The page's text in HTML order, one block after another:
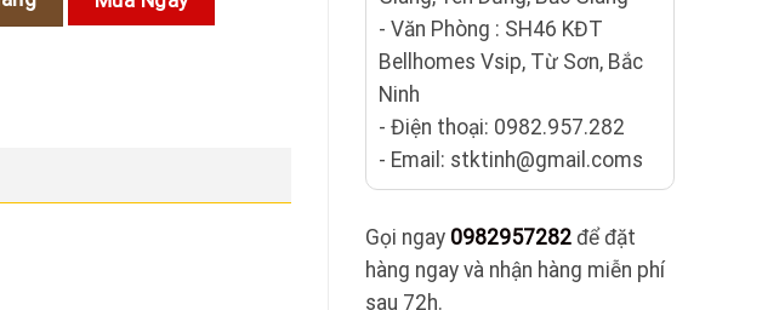
- Văn Phòng : SH46 KĐT
Bellhomes Vsip, Từ Sơn, Bắc
Ninh
- Điện thoại: 0982.957.282
- Email: stktinh@gmail.coms
Gọi ngay 0982957282 để đặt
hàng ngay và nhận hàng miễn phí
sau 72h.